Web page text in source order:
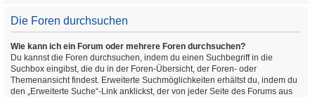
Die Foren durchsuchen
Wie kann ich ein Forum oder mehrere Foren durchsuchen?
Du kannst die Foren durchsuchen, indem du einen Suchbegriff in die
Suchbox eingibst, die du in der Foren-Übersicht, der Foren- oder
Themenansicht findest. Erweiterte Suchmöglichkeiten erhältst du, indem du
den „Erweiterte Suche“-Link anklickst, der von jeder Seite des Forums aus